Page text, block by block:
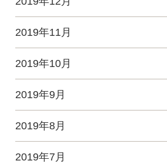
2019年11月
2019年10月
2019年9月
2019年8月
2019年7月